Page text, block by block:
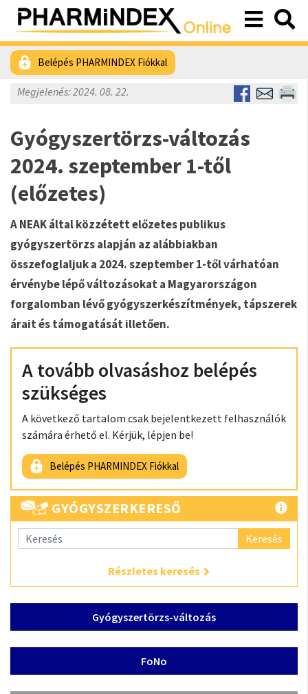
Belépés PHARMINDEX Fiókkal
Megjelenés: 2024. 08. 22.
Gyógyszertörzs-változás
2024. szeptember 1-től
(előzetes)
A NEAK által közzétett előzetes publikus
gyógyszertörzs alapján az alábbiakban
összefoglaljuk a 2024. szeptember 1-től várhatóan
érvénybe lépő változásokat a Magyarországon
forgalomban lévő gyógyszerkészítmények, tápszerek
árait és támogatását illetően.
A tovább olvasáshoz belépés
szükséges
A következő tartalom csak bejelentkezett felhasználók
számára érhető el. Kérjük, lépjen be!
Belépés PHARMINDEX Fiókkal
GYÓGYSZERKERESŐ
Keresés
Részletes keresés
Gyógyszertörzs-változás
FoNo